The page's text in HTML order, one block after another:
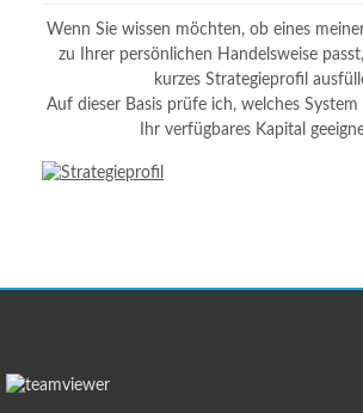
Wenn Sie wissen möchten, ob eines
zu Ihrer persönlichen Handelsweise
kurzes Strategieprofil
Auf dieser Basis prüfe ich, welches
Ihr verfügbares Kapital